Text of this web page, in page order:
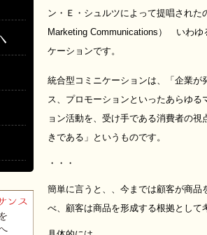
ン・Ｅ・シュルツによって提唱された
Marketing Communications） いわゆ
ケーションです。
統合型コミニケーションは、「企業が
ス、プロモーションといったあらゆる
ョン活動を、受け手である消費者の
きである」というものです。
・・・
簡単に言うと、、今までは顧客が商品
べ、顧客は商品を形成する根拠として